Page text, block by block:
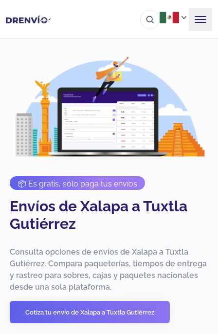
📦 Es gratis, sólo paga tus envíos
Envíos de Xalapa a Tuxtla
Gutiérrez
Consulta opciones de envíos de Xalapa a Tuxtla
Gutiérrez. Compara paqueterías, tiempos de entrega
y rastreo para sobres, cajas y paquetes nacionales
desde una sola plataforma.
Cotiza tu envío de Xalapa a Tuxtla Gutiérrez